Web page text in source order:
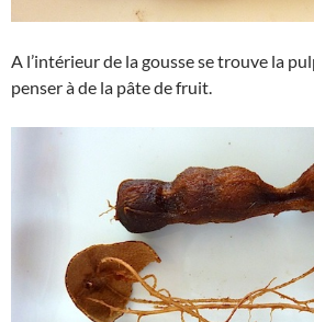
A l’intérieur de la gousse se trouve la
penser à de la pâte de fruit.